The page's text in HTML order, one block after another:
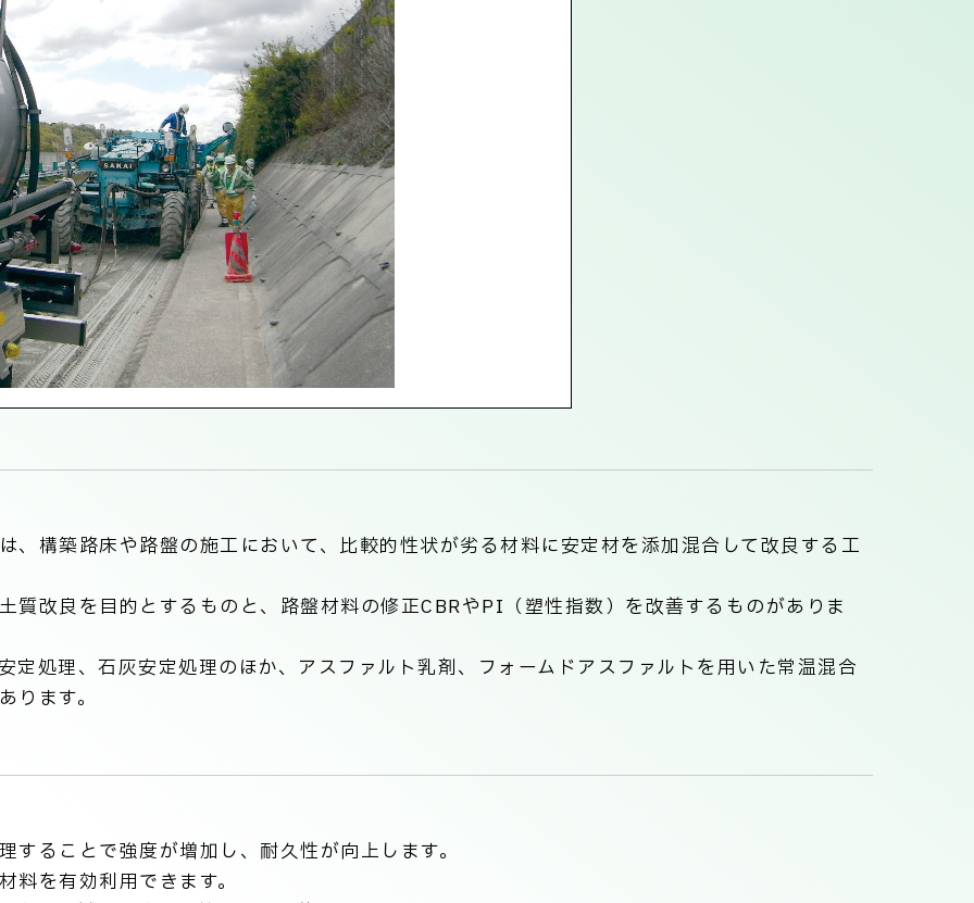
、構築路床や路盤の施工において、比較的性状が劣る材料に安定材を添加混合して改良する工
質改良を目的とするものと、路盤材料の修正CBRやPI（塑性指数）を改善するものがありま
定処理、石灰安定処理のほか、アスファルト乳剤、フォームドアスファルトを用いた常温混合
ります。
することで強度が増加し、耐久性が向上します。
料を有効利用できます。